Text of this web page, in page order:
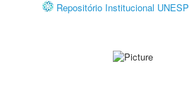
Repositório Institucional UNESP